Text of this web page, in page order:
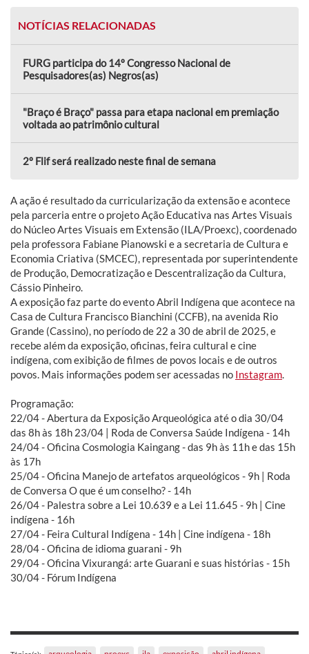
NOTÍCIAS RELACIONADAS
FURG participa do 14º Congresso Nacional de
Pesquisadores(as) Negros(as)
"Braço é Braço" passa para etapa nacional em premiação
voltada ao patrimônio cultural
2º Flif será realizado neste final de semana
A ação é resultado da curricularização da extensão e acontece
pela parceria entre o projeto Ação Educativa nas Artes Visuais
do Núcleo Artes Visuais em Extensão (ILA/Proexc), coordenado
pela professora Fabiane Pianowski e a secretaria de Cultura e
Economia Criativa (SMCEC), representada por superintendente
de Produção, Democratização e Descentralização da Cultura,
Cássio Pinheiro.
A exposição faz parte do evento Abril Indígena que acontece na
Casa de Cultura Francisco Bianchini (CCFB), na avenida Rio
Grande (Cassino), no período de 22 a 30 de abril de 2025, e
recebe além da exposição, oficinas, feira cultural e cine
indígena, com exibição de filmes de povos locais e de outros
povos. Mais informações podem ser acessadas no Instagram.
Programação:
22/04 - Abertura da Exposição Arqueológica até o dia 30/04
das 8h às 18h 23/04 | Roda de Conversa Saúde Indígena - 14h
24/04 - Oficina Cosmologia Kaingang - das 9h às 11h e das 15h
às 17h
25/04 - Oficina Manejo de artefatos arqueológicos - 9h | Roda
de Conversa O que é um conselho? - 14h
26/04 - Palestra sobre a Lei 10.639 e a Lei 11.645 - 9h | Cine
indígena - 16h
27/04 - Feira Cultural Indígena - 14h | Cine indígena - 18h
28/04 - Oficina de idioma guarani - 9h
29/04 - Oficina Vixurangá: arte Guarani e suas histórias - 15h
30/04 - Fórum Indígena